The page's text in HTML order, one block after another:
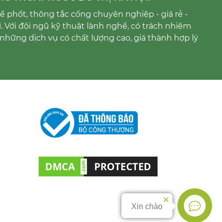
phốt, thông tắc cống chuyên nghiệp - giá rẻ -
đội ngũ kỹ thuật lành nghề, có trách nhiệm
dịch vụ có chất lượng cao, giá thành hợp lý
Xin chào